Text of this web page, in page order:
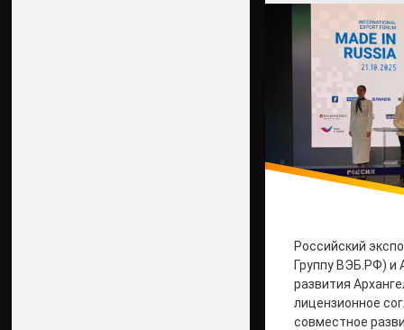
Российский
Группу ВЭБ.РФ) и
развития
лицензионное
совместное